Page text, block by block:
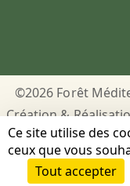
©2026 Forêt
Création &
du site
Ce site utilise des
ceux que vous
Tout accepter